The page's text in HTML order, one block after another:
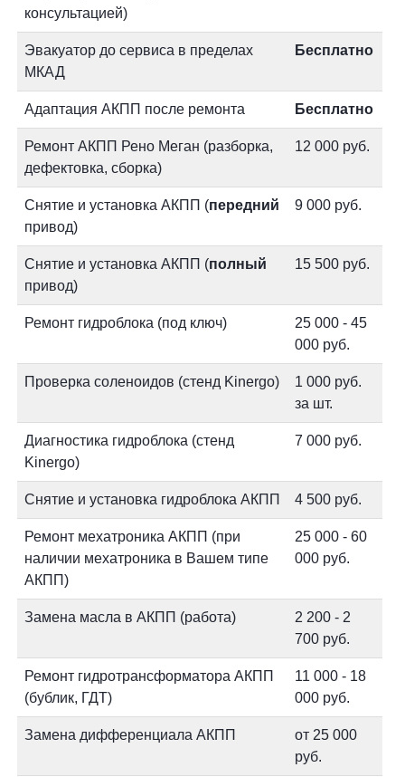
консультацией)
Эвакуатор до сервиса в пределах
МКАД
Бесплатно
Адаптация АКПП после ремонта Бесплатно
Ремонт АКПП Рено Меган (разборка,
дефектовка, сборка)
12 000 руб.
Снятие и установка АКПП (передний
привод)
9 000 руб.
Снятие и установка АКПП (полный
привод)
15 500 руб.
Ремонт гидроблока (под ключ)
25 000 - 45
000 руб.
Проверка соленоидов (стенд Kinergo)
1 000 руб.
за шт.
Диагностика гидроблока (стенд
Kinergo)
7 000 руб.
Снятие и установка гидроблока АКПП 4 500 руб.
Ремонт мехатроника АКПП (при
наличии мехатроника в Вашем типе
АКПП)
25 000 - 60
000 руб.
Замена масла в АКПП (работа)
2 200 - 2
700 руб.
Ремонт гидротрансформатора АКПП
(бублик, ГДТ)
11 000 - 18
000 руб.
Замена дифференциала АКПП
от 25 000
руб.